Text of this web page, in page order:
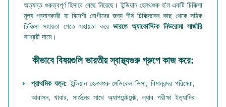
অত্যন্ত গুরুত্বপূর্ণ হিসাবে বেছে নিয়েছে। ইন্ডিয়ান হেলথগুরু হ'ল একটি চিকিত্সা
মূল্য প্রদানকারী যা বিদেশী রোগীদের জন্য শীর্ষ চিকিত্সকের কাছ থেকে সঠিক
চিকিত্সা সহায়তা পেতে সহায়তা করেভারতে অ্যাকোস্টিক নিউরোমা সার্জারি
সাশ্রয়ী দামে।
কীভাবে বিষয়গুলি ভারতীয় স্বাস্থ্যগুরু গ্রুপে কাজ করে:
প্রাথমিক যত্ন:ইন্ডিয়ান হেলথগুরু মেডিকেল ভিসা, বিমানবন্দর পরিষেবা,
আবাসন, খাবার, সার্জনের সাথে অ্যাপয়েন্টমেন্ট, ল্যাব পরীক্ষা ইত্যাদির